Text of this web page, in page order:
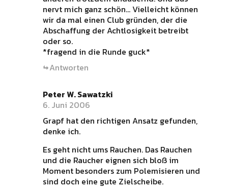
nervt mich ganz schön… Vielleicht können
wir da mal einen Club gründen, der die
Abschaffung der Achtlosigkeit betreibt
oder so.
*fragend in die Runde guck*
Antworten
Peter W. Sawatzki
6. Juni 2006
Grapf hat den richtigen Ansatz gefunden,
denke ich.
Es geht nicht ums Rauchen. Das Rauchen
und die Raucher eignen sich bloß im
Moment besonders zum Polemisieren und
sind doch eine gute Zielscheibe.